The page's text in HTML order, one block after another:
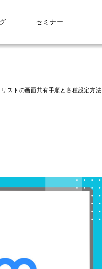
セミナー
ストの画面共有手順と各種設定方法